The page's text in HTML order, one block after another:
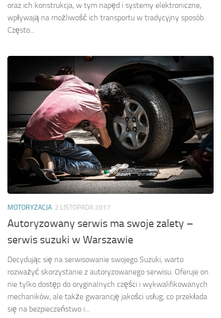
oraz ich konstrukcja, w tym napęd i systemy elektroniczne,
wpływają na możliwość ich transportu w tradycyjny sposób.
Często...
MOTORYZACJA 2 LISTOPADA 2017
Autoryzowany serwis ma swoje zalety –
serwis suzuki w Warszawie
Decydując się na serwisowanie swojego Suzuki, warto
rozważyć skorzystanie z autoryzowanego serwisu. Oferuje on
nie tylko dostęp do oryginalnych części i wykwalifikowanych
mechaników, ale także gwarancję jakości usług, co przekłada
się na bezpieczeństwo i...